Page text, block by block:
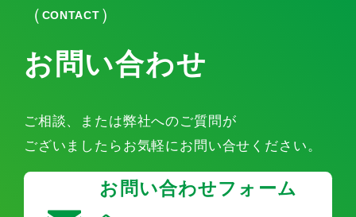
CONTACT
お問い合わせ
ご相談、または弊社へのご質問が
ございましたらお気軽にお問い合せください。
お問い合わせフォーム